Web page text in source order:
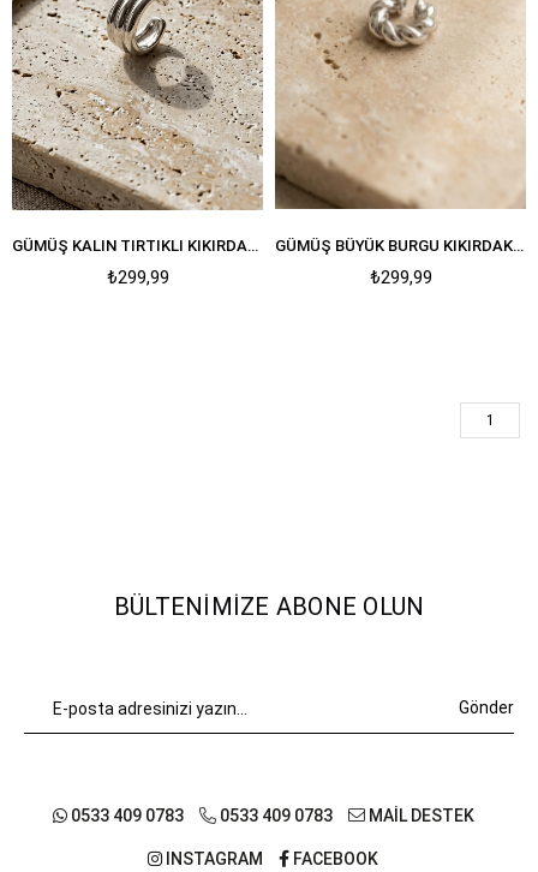
GÜMÜŞ KALIN TIRTIKLI KIKIRDAK KÜPE
₺299,99
GÜMÜŞ BÜYÜK BURGU KIKIRDAK KÜPE
₺299,99
1
BÜLTENIMIZE ABONE OLUN
Gönder
0533 409 0783 0533 409 0783 MAİL DESTEK
INSTAGRAM FACEBOOK